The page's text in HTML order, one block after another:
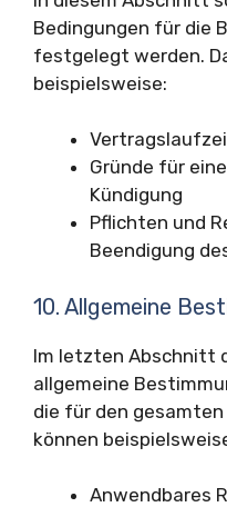
Bedingungen für die
festgelegt werden.
beispielsweise:
Gründe für
Kündigung
Pflichten und
Beendigung
10. Allgemeine
Im letzten Abschnitt
allgemeine
die für den
können
Anwendbares